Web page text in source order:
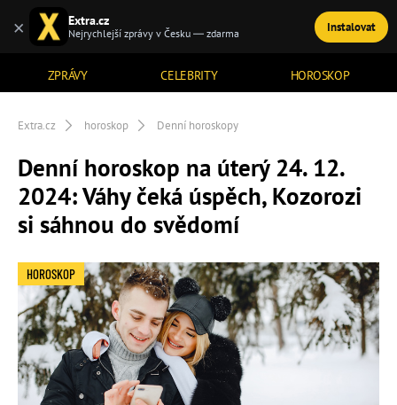
ZPRÁVY CELEBRITY HOROSKOP
TÉMATA
Extra.cz horoskop Denní horoskopy
Denní horoskop na úterý 24. 12.
2024: Váhy čeká úspěch, Kozorozi
si sáhnou do svědomí
HOROSKOP
× Extra.cz
Nejrychlejší zprávy v Česku — zdarma Instalovat